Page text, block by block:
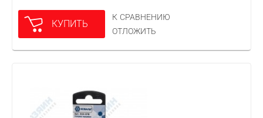
КУПИТЬ
К СРАВНЕНИЮ
ОТЛОЖИТЬ